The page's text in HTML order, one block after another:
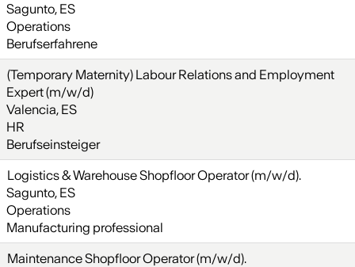
Sagunto, ES
Operations
Berufserfahrene
(Temporary Maternity) Labour Relations and Employment
Expert (m/w/d)
Valencia, ES
HR
Berufseinsteiger
Logistics & Warehouse Shopfloor Operator (m/w/d).
Sagunto, ES
Operations
Manufacturing professional
Maintenance Shopfloor Operator (m/w/d).